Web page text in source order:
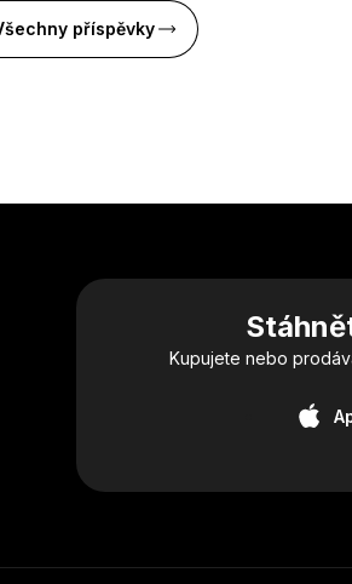
příspěvky
Kupujete nebo